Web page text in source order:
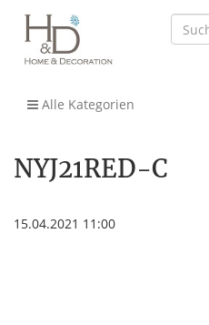
Alle Kategorien
NYJ21RED-C
15.04.2021 11:00